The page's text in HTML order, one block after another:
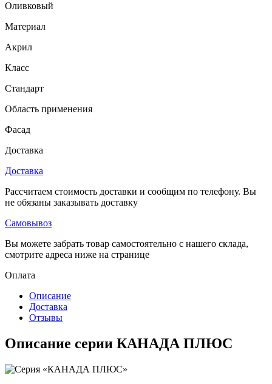
Оливковый
Материал
Акрил
Класс
Стандарт
Область применения
Фасад
Доставка
Доставка
Рассчитаем стоимость доставки и сообщим по телефону. Вы
не обязаны заказывать доставку
Самовывоз
Вы можете забрать товар самостоятельно с нашего склада,
смотрите адреса ниже на странице
Оплата
Описание
Доставка
Отзывы
Описание серии КАНАДА ПЛЮС